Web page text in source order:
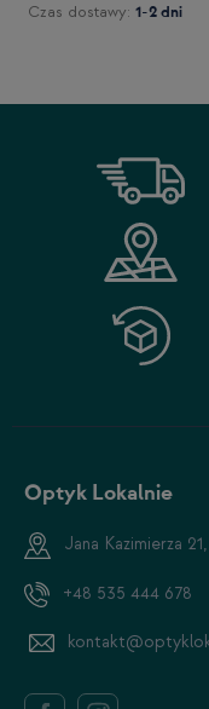
Czas dostawy: 1-2 dni
Optyk Lokalnie
Jana Kazimierza
+48 535 444 678